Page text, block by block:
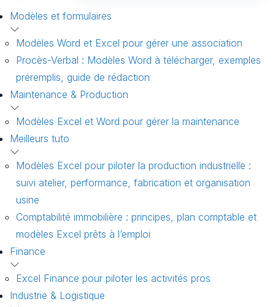
Modèles et formulaires
Modèles Word et Excel pour gérer une association
Procès-Verbal : Modèles Word à télécharger, exemples
préremplis, guide de rédaction
Maintenance & Production
Modèles Excel et Word pour gérer la maintenance
Meilleurs tuto
Modèles Excel pour piloter la production industrielle :
suivi atelier, performance, fabrication et organisation
usine
Comptabilité immobilière : principes, plan comptable et
modèles Excel prêts à l’emploi
Finance
Excel Finance pour piloter les activités pros
Industrie & Logistique